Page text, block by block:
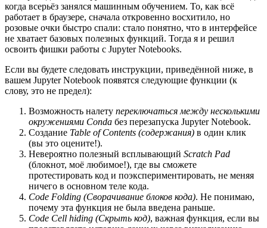
когда всерьёз занялся машинным обучением. То, как всё
работает в браузере, сначала откровенно восхитило, но
розовые очки быстро спали: стало понятно, что в интерфейсе
не хватает базовых полезных функций. Тогда я и решил
освоить фишки работы с Jupyter Notebooks.
Если вы будете следовать инструкции, приведённой ниже, в
вашем Jupyter Notebook появятся следующие функции (к
слову, это не предел):
Возможность налету переключаться между несколькими
окружениями Conda без перезапуска Jupyter Notebook.
Создание Table of Contents (содержания) в один клик
(вы это оцените!).
Невероятно полезный всплывающий Scratch Pad
(блокнот, моё любимое!), где вы сможете
протестировать код и поэкспериментировать, не меняя
ничего в основном теле кода.
Code Folding (Сворачивание блоков кода). Не понимаю,
почему эта функция не была введена раньше.
Code Cell hiding (Скрыть код), важная функция, если вы